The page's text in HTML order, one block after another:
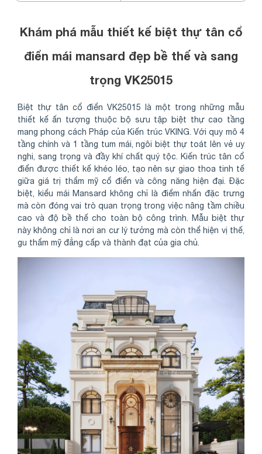
Khám phá mẫu thiết kế biệt thự tân cổ
điển mái mansard đẹp bề thế và sang
trọng VK25015
Biệt thự tân cổ điển VK25015 là một trong những mẫu
thiết kế ấn tượng thuộc bộ sưu tập biệt thự cao tầng
mang phong cách Pháp của Kiến trúc VKING. Với quy mô 4
tầng chính và 1 tầng tum mái, ngôi biệt thự toát lên vẻ uy
nghi, sang trọng và đầy khí chất quý tộc. Kiến trúc tân cổ
điển được thiết kế khéo léo, tạo nên sự giao thoa tinh tế
giữa giá trị thẩm mỹ cổ điển và công năng hiện đại. Đặc
biệt, kiểu mái Mansard không chỉ là điểm nhấn đặc trưng
mà còn đóng vai trò quan trọng trong việc nâng tầm chiều
cao và độ bề thế cho toàn bộ công trình. Mẫu biệt thự
này không chỉ là nơi an cư lý tưởng mà còn thể hiện vị thế,
gu thẩm mỹ đẳng cấp và thành đạt của gia chủ.